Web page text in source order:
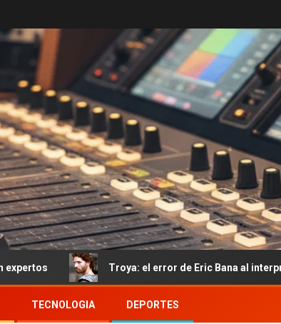
Troya: el error de Eric Bana al interpretar a Héctor
TECNOLOGIA DEPORTES